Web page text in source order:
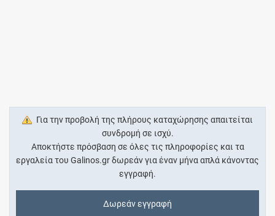
Για την προβολή της πλήρους καταχώρησης απαιτείται
συνδρομή σε ισχύ.
Αποκτήστε πρόσβαση σε όλες τις πληροφορίες και τα
εργαλεία του Galinos.gr δωρεάν για έναν μήνα απλά κάνοντας
εγγραφή.
Δωρεάν εγγραφή